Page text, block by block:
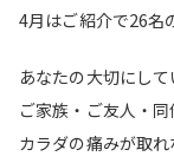
4月はご紹介で26名
あなたの大切にして
ご家族・ご友人・
カラダの痛みが取れ